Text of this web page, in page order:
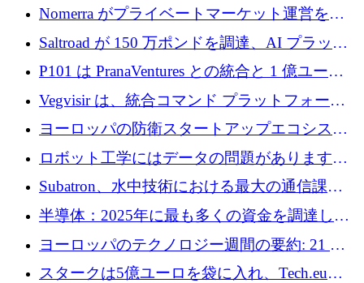
ドラウンドを終了
Nomerra がプライベートマーケット運営を自
動化するために 200 万ドルを調達
Saltroad が 150 万ポンドを調達、AI プラット
フォーム Ogma を買収して子ども向け言語療
法を拡大
P101 は PranaVentures との統合と 1 億ユーロ
のファンドによりシード投資に拡大
Vegvisir は、統合コマンド プラットフォーム
を通じて関連する無人システムを接続するた
めの資金を調達します
ヨーロッパの防衛スタートアップエコシステ
ムとなったハッカソン
ロボット工学にはデータの問題があります。
Macrodata Labs はそれを解決したいと考えて
Subatron、水中技術における最大の通信課題
の 1 つに取り組むために 16 万 2,000 ユーロを
確保
半導体：2025年に最も多くの資金を調達した
10社
ヨーロッパのテクノロジー週間の要約: 21 億
ユーロの取引と Tech.eu Funding Explorer
スタークは5億ユーロを袋に入れ、Tech.eu